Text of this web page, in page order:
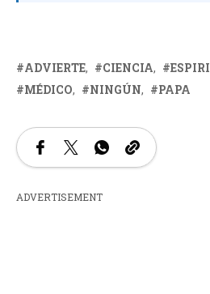
ADVIERTE CIENCIA
MÉDICO
NINGÚN PAPA
ADVERTISEMENT